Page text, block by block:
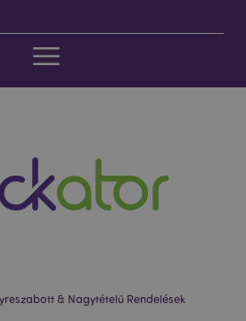
& Nagytételű Rendelések